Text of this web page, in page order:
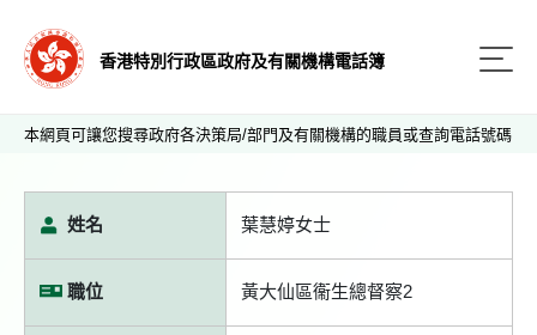
香港特別行政區政府及有關機構電話簿
本網頁可讓您搜尋政府各決策局/部門及有關機構的職員或查詢電話號碼
姓名 葉慧婷女士
職位 黃大仙區衞生總督察2